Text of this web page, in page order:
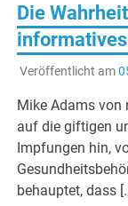
Die
Veröffentlicht am
Mike Adams von
auf die giftigen
Impfungen hin,
behauptet, dass